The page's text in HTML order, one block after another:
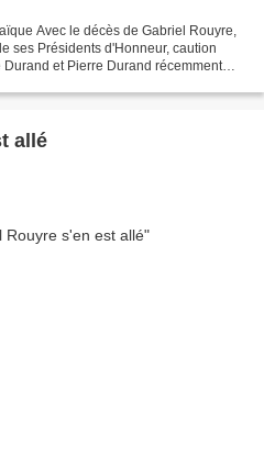
Avec le décès de Gabriel Rouyre,
ses Présidents d'Honneur, caution
et Pierre Durand récemment
allé